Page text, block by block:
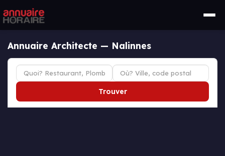
Annuaire Architecte — Nalinnes
Trouver